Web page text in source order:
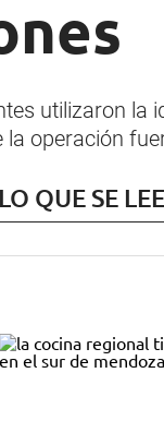
utilizaron la
operación
LO QUE SE